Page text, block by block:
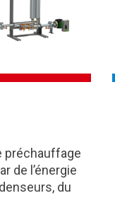
préchauffage
de l’énergie
du